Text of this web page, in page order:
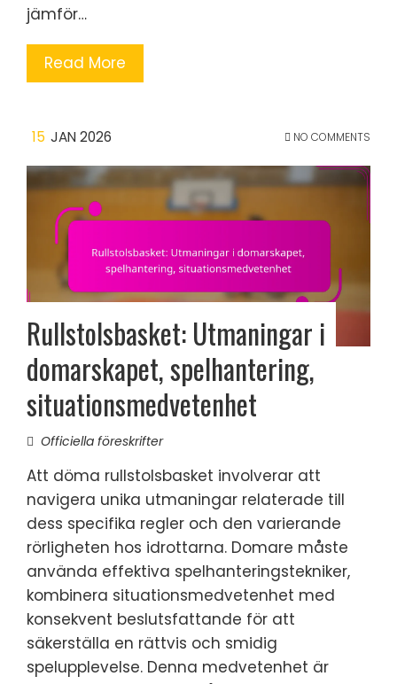
jämför…
Read More
15 JAN 2026 NO COMMENTS
Rullstolsbasket: Utmaningar i
domarskapet, spelhantering,
situationsmedvetenhet
Officiella föreskrifter
Att döma rullstolsbasket involverar att
navigera unika utmaningar relaterade till
dess specifika regler och den varierande
rörligheten hos idrottarna. Domare måste
använda effektiva spelhanteringstekniker,
kombinera situationsmedvetenhet med
konsekvent beslutsfattande för att
säkerställa en rättvis och smidig
spelupplevelse. Denna medvetenhet är